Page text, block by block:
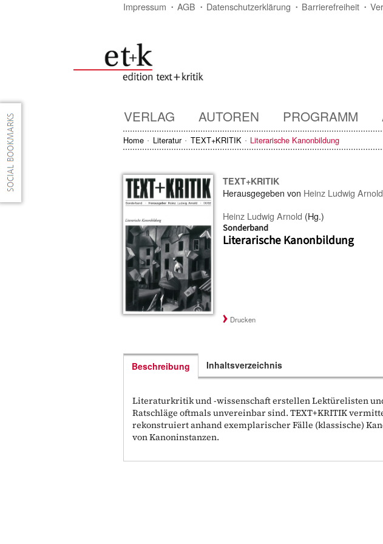
Impressum AGB Datenschutzerklärung Barrierefreiheit
VERLAG AUTOREN PROGRAMM
Home Literatur TEXT+KRITIK Literarische Kanonbildung
TEXT+KRITIK
Herausgegeben von Heinz Ludwig Arnold
Heinz Ludwig Arnold (Hg.)
Sonderband
Literarische Kanonbildung
Drucken
Beschreibung
Literaturkritik und -wissenschaft erstellen Lektürelisten
Ratschläge oftmals unvereinbar sind. TEXT+KRITIK
rekonstruiert anhand exemplarischer Fälle (klassische)
von Kanoninstanzen.
Inhaltsverzeichnis